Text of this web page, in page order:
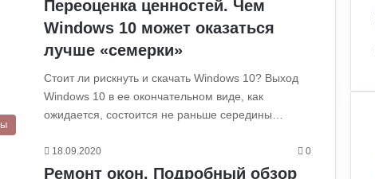
Переоценка ценностей. Чем
Windows 10 может оказаться
лучше «семерки»
Стоит ли рискнуть и скачать Windows 10? Выход
Windows 10 в ее окончательном виде, как
ожидается, состоится не раньше середины…
18.09.2020 0
Ремонт окон. Подробный обзор